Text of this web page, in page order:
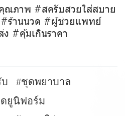
ณภาพ #สครับสวยใส่สบาย
#ร้านนวด #ผู้ช่วยแพทย์
#คุ้มเกินราคา
บ
#ชุดพยาบาล
ยูนิฟอร์ม